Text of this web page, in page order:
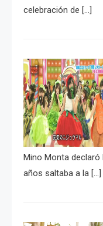
celebración de […]
Mino Monta declaró
años saltaba a la […]